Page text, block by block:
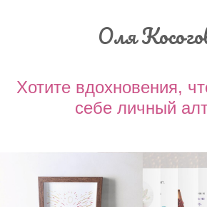
Оля
Хотите вдохновения,
себе личный